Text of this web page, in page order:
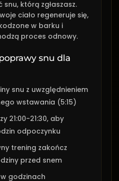
snu, którą zgłaszasz.
ciało regeneruje się,
w barku i
proces odnowy.
snu dla
snu z uwzględnieniem
wstawania (5:15)
21:00-21:30, aby
odpoczynku
trening zakończ
przed snem
godzinach